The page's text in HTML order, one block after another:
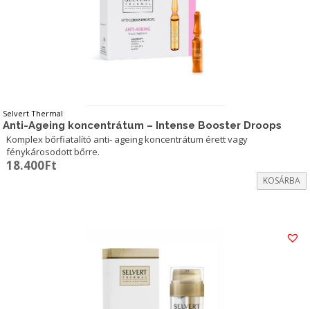
Selvert Thermal
Anti-Ageing koncentrátum – Intense Booster Droops
Komplex bőrfiatalító anti- ageing koncentrátum érett vagy
fénykárosodott bőrre.
18.400Ft
KOSÁRBA